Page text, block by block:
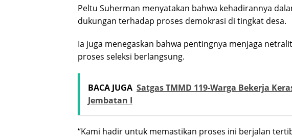
Peltu Suherman menyatakan bahwa kehadirannya
dukungan terhadap proses demokrasi di tingkat desa.
Ia juga menegaskan bahwa pentingnya menjaga
proses seleksi berlangsung.
BACA JUGA Satgas TMMD 119-Warga Bekerja
Jembatan I
“Kami hadir untuk memastikan proses ini berjalan